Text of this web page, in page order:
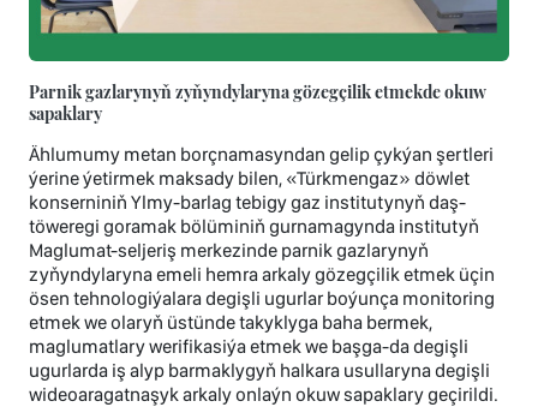
Parnik gazlarynyň zyňyndylaryna gözegçilik etmekde okuw
sapaklary
Ählumumy metan borçnamasyndan gelip çykýan şertleri
ýerine ýetirmek maksady bilen, «Türkmengaz» döwlet
konserniniň Ylmy-barlag tebigy gaz institutynyň daş-
töweregi goramak bölüminiň gurnamagynda institutyň
Maglumat-seljeriş merkezinde parnik gazlarynyň
zyňyndylaryna emeli hemra arkaly gözegçilik etmek üçin
ösen tehnologiýalara degişli ugurlar boýunça monitoring
etmek we olaryň üstünde takyklyga baha bermek,
maglumatlary werifikasiýa etmek we başga-da degişli
ugurlarda iş alyp barmaklygyň halkara usullaryna degişli
wideoaragatnaşyk arkaly onlaýn okuw sapaklary geçirildi.